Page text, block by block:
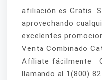
afiliación es Gratis.
aprovechando
excelentes
Venta Combinado
Afíliate fácilmente
llamando al 1(800)